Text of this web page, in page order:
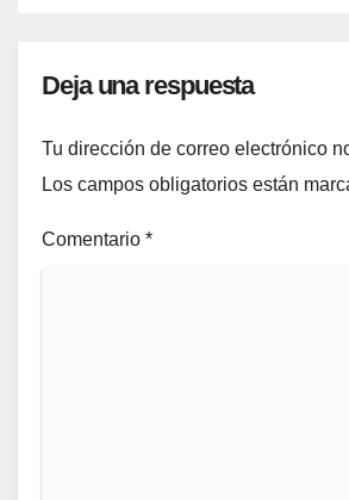
Deja una respuesta
Tu dirección de correo electrónico
Los campos obligatorios están
Comentario *